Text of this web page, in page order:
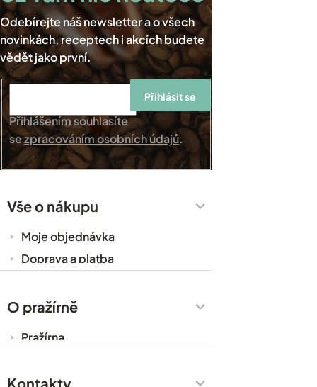
Přihlášením souhlasíte
sezpracováním osobních údajů.
Přihlásit se
Vše o nákupu
Moje objednávka
Doprava a platba
Zakázková výroba
Ochrana osobních údajů
O pražírně
Pražírna
Prodejny
Kontakty